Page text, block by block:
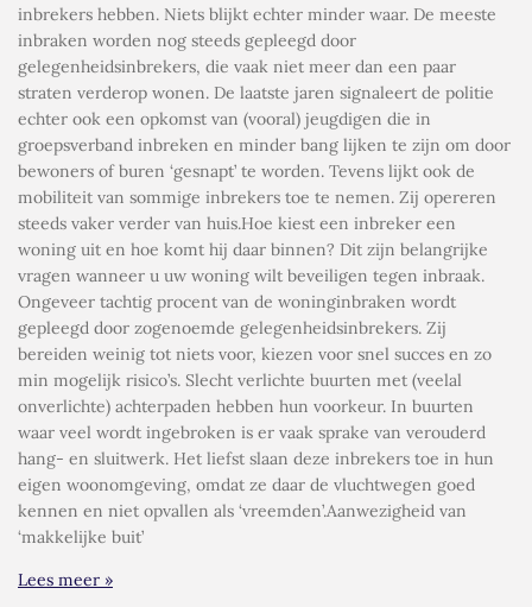
inbrekers hebben. Niets blijkt echter minder waar. De meeste
inbraken worden nog steeds gepleegd door
gelegenheidsinbrekers, die vaak niet meer dan een paar
straten verderop wonen. De laatste jaren signaleert de politie
echter ook een opkomst van (vooral) jeugdigen die in
groepsverband inbreken en minder bang lijken te zijn om door
bewoners of buren ‘gesnapt’ te worden. Tevens lijkt ook de
mobiliteit van sommige inbrekers toe te nemen. Zij opereren
steeds vaker verder van huis.Hoe kiest een inbreker een
woning uit en hoe komt hij daar binnen? Dit zijn belangrijke
vragen wanneer u uw woning wilt beveiligen tegen inbraak.
Ongeveer tachtig procent van de woninginbraken wordt
gepleegd door zogenoemde gelegenheidsinbrekers. Zij
bereiden weinig tot niets voor, kiezen voor snel succes en zo
min mogelijk risico’s. Slecht verlichte buurten met (veelal
onverlichte) achterpaden hebben hun voorkeur. In buurten
waar veel wordt ingebroken is er vaak sprake van verouderd
hang- en sluitwerk. Het liefst slaan deze inbrekers toe in hun
eigen woonomgeving, omdat ze daar de vluchtwegen goed
kennen en niet opvallen als ‘vreemden’.Aanwezigheid van
‘makkelijke buit’
Lees meer »